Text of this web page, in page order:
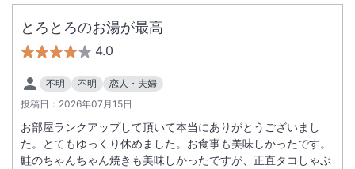
とろとろのお湯が最高
4.0
不明 不明
恋人・夫婦
投稿日： 2026年07月15日
お部屋ランクアップして頂いて本当にありがとうございまし
た。とてもゆっくり休めました。お食事も美味しかったです。
鮭のちゃんちゃん焼きも美味しかったですが、正直タコしゃぶ